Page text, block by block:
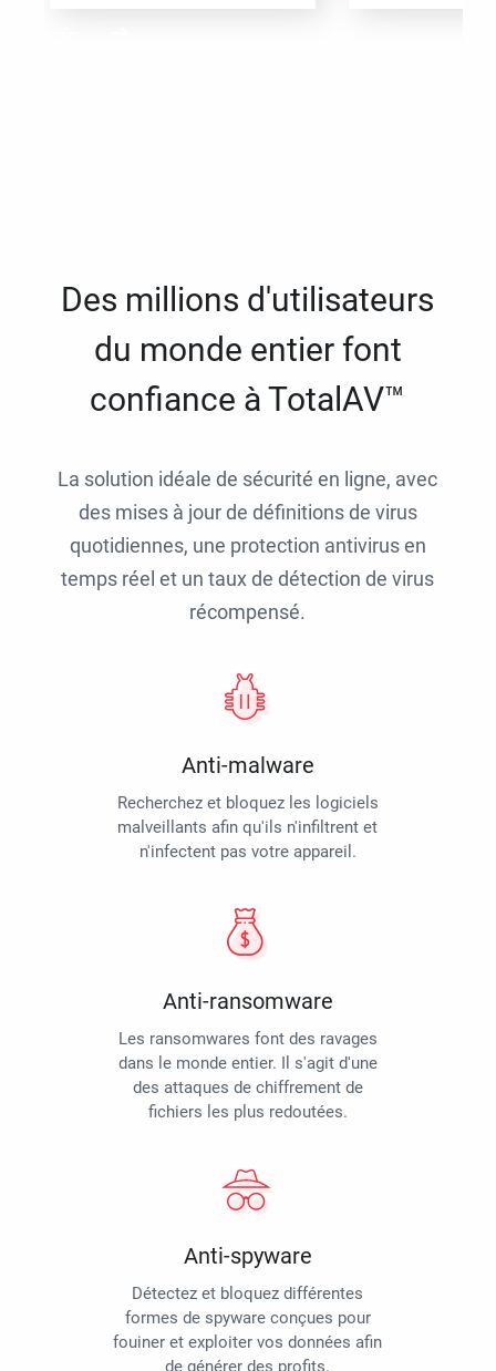
Des millions d'utilisateurs
du monde entier font
confiance à TotalAV™
La solution idéale de sécurité en ligne, avec
des mises à jour de définitions de virus
quotidiennes, une protection antivirus en
temps réel et un taux de détection de virus
récompensé.
Anti-malware
Recherchez et bloquez les logiciels
malveillants afin qu'ils n'infiltrent et
n'infectent pas votre appareil.
Anti-ransomware
Les ransomwares font des ravages
dans le monde entier. Il s'agit d'une
des attaques de chiffrement de
fichiers les plus redoutées.
Anti-spyware
Détectez et bloquez différentes
formes de spyware conçues pour
fouiner et exploiter vos données afin
de générer des profits.